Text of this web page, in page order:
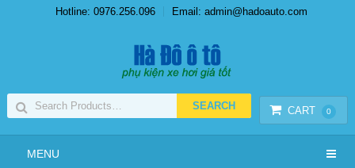
Hotline: 0976.256.096 Email: admin@hadoauto.com
CART 0
MENU